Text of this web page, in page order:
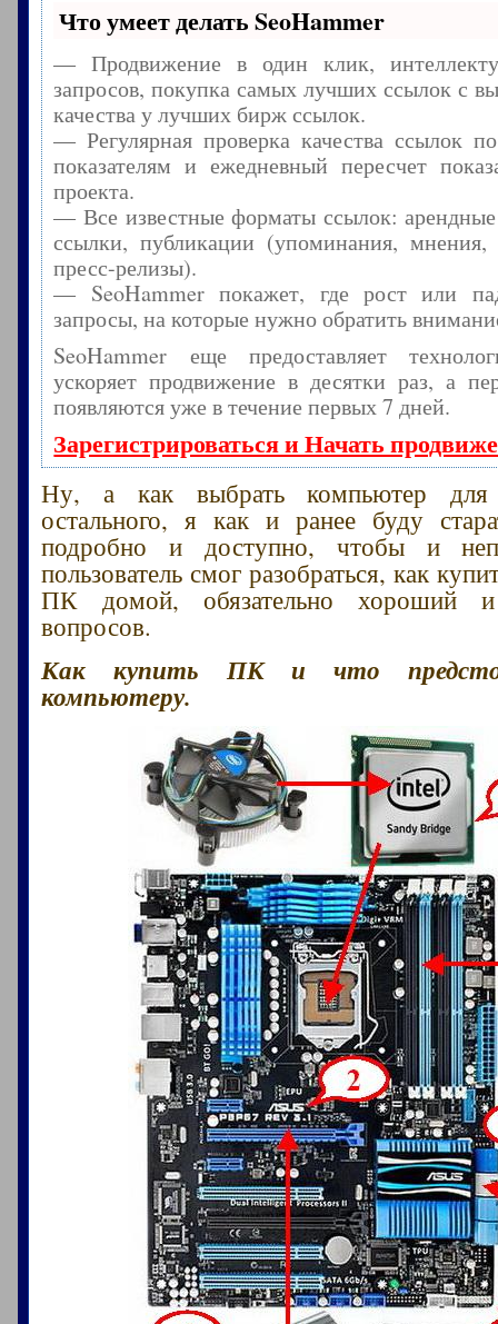
Что умеет делать SeoHammer
— Продвижение в один клик,
запросов, покупка самых лучших ссылок с
качества у лучших бирж ссылок.
— Регулярная проверка качества ссылок
показателям и ежедневный пересчет
проекта.
— Все известные форматы ссылок:
ссылки, публикации (упоминания, мнения,
пресс-релизы).
— SeoHammer покажет, где рост или
запросы, на которые нужно обратить
SeoHammer еще предоставляет
ускоряет продвижение в десятки раз, а
появляются уже в течение первых 7 дней.
Зарегистрироваться и Начать
Ну, а как выбрать компьютер
остального, я как и ранее буду
подробно и доступно, чтобы и
пользователь смог разобраться, как
ПК домой, обязательно хороший
вопросов.
Как купить ПК и что
компьютеру.